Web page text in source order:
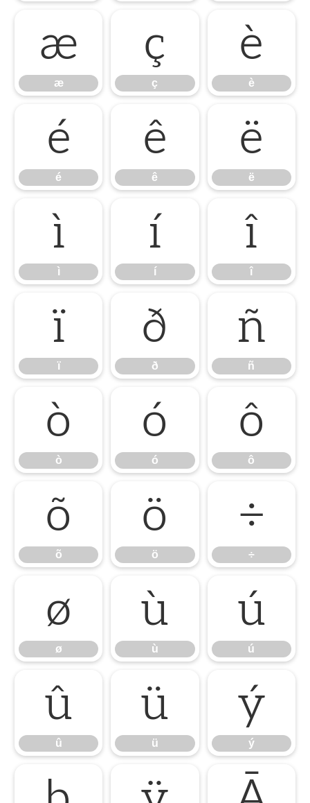
æ
æ
ç
ç
è
è
é
é
ê
ê
ë
ë
ì
ì
í
í
î
î
ï
ï
ð
ð
ñ
ñ
ò
ò
ó
ó
ô
ô
õ
õ
ö
ö
÷
÷
ø
ø
ù
ù
ú
ú
û
û
ü
ü
ý
ý